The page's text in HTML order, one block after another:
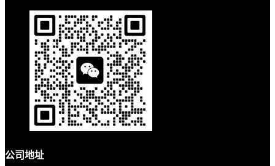
公司地址